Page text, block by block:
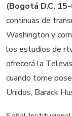
(Bogotá D.C.
continuas de
Washington y
los estudios de
ofrecerá la
cuando tome
Unidos, Barack